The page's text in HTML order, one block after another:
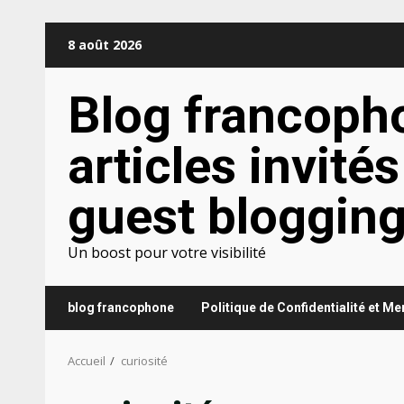
8 août 2026
Blog
articles invités
guest blogging
Un boost pour votre visibilité
blog francophone Politique de Confidentialité et
Accueil curiosité